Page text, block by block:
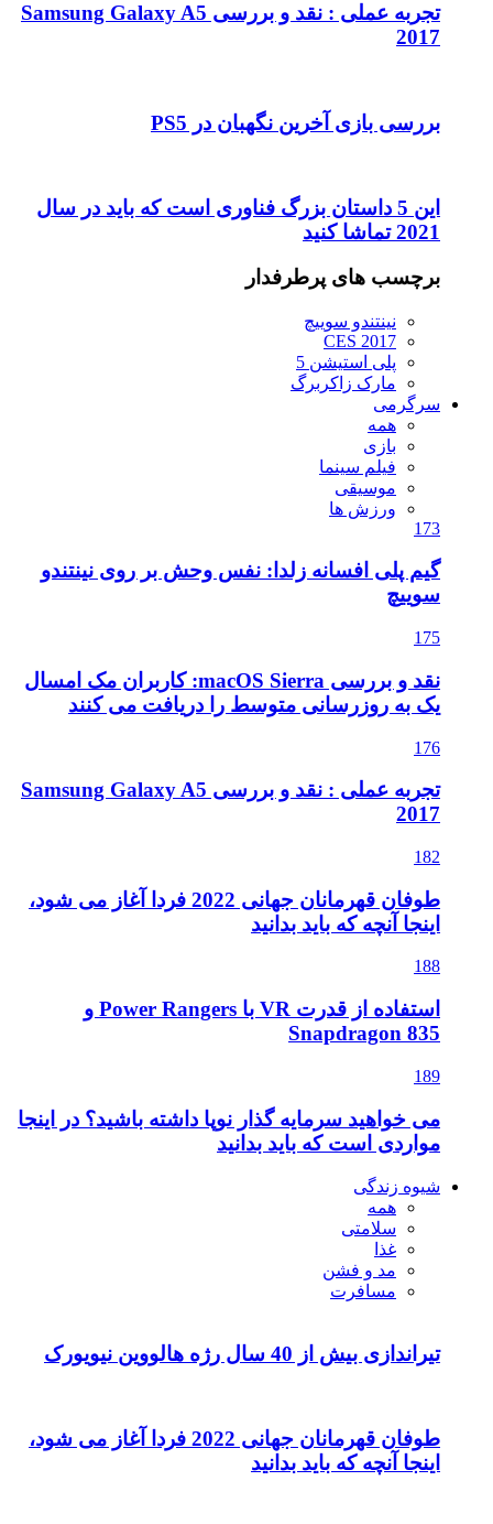
تجربه عملی : نقد و بررسی Samsung Galaxy A5
2017
بررسی بازی آخرین نگهبان در PS5
این 5 داستان بزرگ فناوری است که باید در سال
2021 تماشا کنید
برچسب های پرطرفدار
نینتندو سوییچ
CES 2017
پلی استیشن 5
مارک زاکربرگ
سرگرمی
همه
بازی
فیلم سینما
موسیقی
ورزش ها
173
گیم پلی افسانه زلدا: نفس وحش بر روی نینتندو
سوییچ
175
نقد و بررسی macOS Sierra: کاربران مک امسال
یک به روزرسانی متوسط را دریافت می کنند
176
تجربه عملی : نقد و بررسی Samsung Galaxy A5
2017
182
طوفان قهرمانان جهانی 2022 فردا آغاز می شود،
اینجا آنچه که باید بدانید
188
استفاده از قدرت VR با Power Rangers و
Snapdragon 835
189
می خواهید سرمایه گذار نوپا داشته باشید؟ در اینجا
مواردی است که باید بدانید
شیوه زندگی
همه
سلامتی
غذا
مد و فشن
مسافرت
تیراندازی بیش از 40 سال رژه هالووین نیویورک
طوفان قهرمانان جهانی 2022 فردا آغاز می شود،
اینجا آنچه که باید بدانید